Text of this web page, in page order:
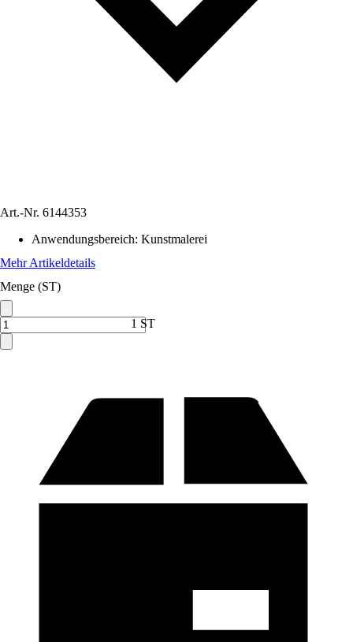
Art.-Nr. 6144353
Anwendungsbereich: Kunstmalerei
Mehr Artikeldetails
Menge (ST)
1 ST